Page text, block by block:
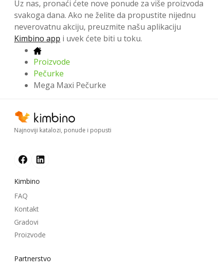
Uz nas, pronaći ćete nove ponude za više proizvoda
svakoga dana. Ako ne želite da propustite nijednu
neverovatnu akciju, preuzmite našu aplikaciju
Kimbino app i uvek ćete biti u toku.
Proizvode
Pečurke
Mega Maxi Pečurke
Najnoviji katalozi, ponude i popusti
Kimbino
FAQ
Kontakt
Gradovi
Proizvode
Partnerstvo